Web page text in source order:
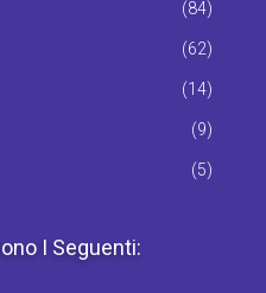
(84)
(62)
(14)
(9)
(5)
I Seguenti: